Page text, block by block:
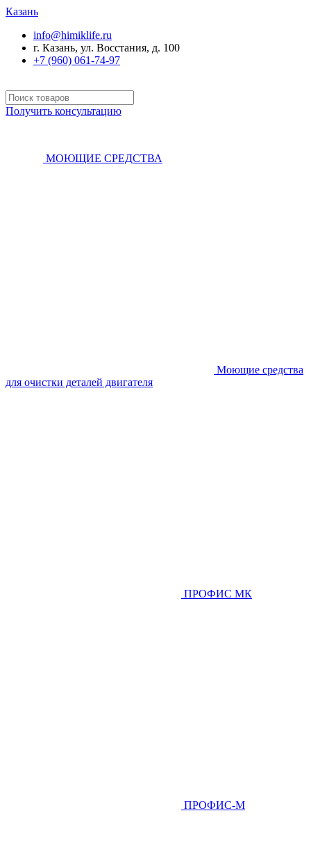
Казань
info@himiklife.ru
г. Казань, ул. Восстания, д. 100
+7 (960) 061-74-97
Получить консультацию
МОЮЩИЕ СРЕДСТВА
Моющие средства
для очистки деталей двигателя
ПРОФИС МК
ПРОФИС-М